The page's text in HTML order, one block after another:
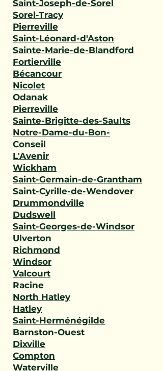
Saint-Joseph-de-Sorel
Sorel-Tracy
Pierreville
Saint-Léonard-d'Aston
Sainte-Marie-de-Blandford
Fortierville
Bécancour
Nicolet
Odanak
Pierreville
Sainte-Brigitte-des-Saults
Notre-Dame-du-Bon-
Conseil
L'Avenir
Wickham
Saint-Germain-de-Grantham
Saint-Cyrille-de-Wendover
Drummondville
Dudswell
Saint-Georges-de-Windsor
Ulverton
Richmond
Windsor
Valcourt
Racine
North Hatley
Hatley
Saint-Herménégilde
Barnston-Ouest
Dixville
Compton
Waterville